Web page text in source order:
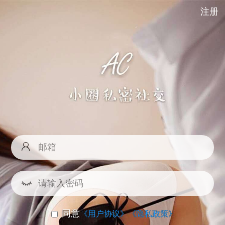
注册
同意《用户协议》《隐私政策》